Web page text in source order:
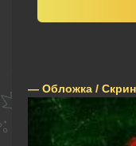
— Обложка /